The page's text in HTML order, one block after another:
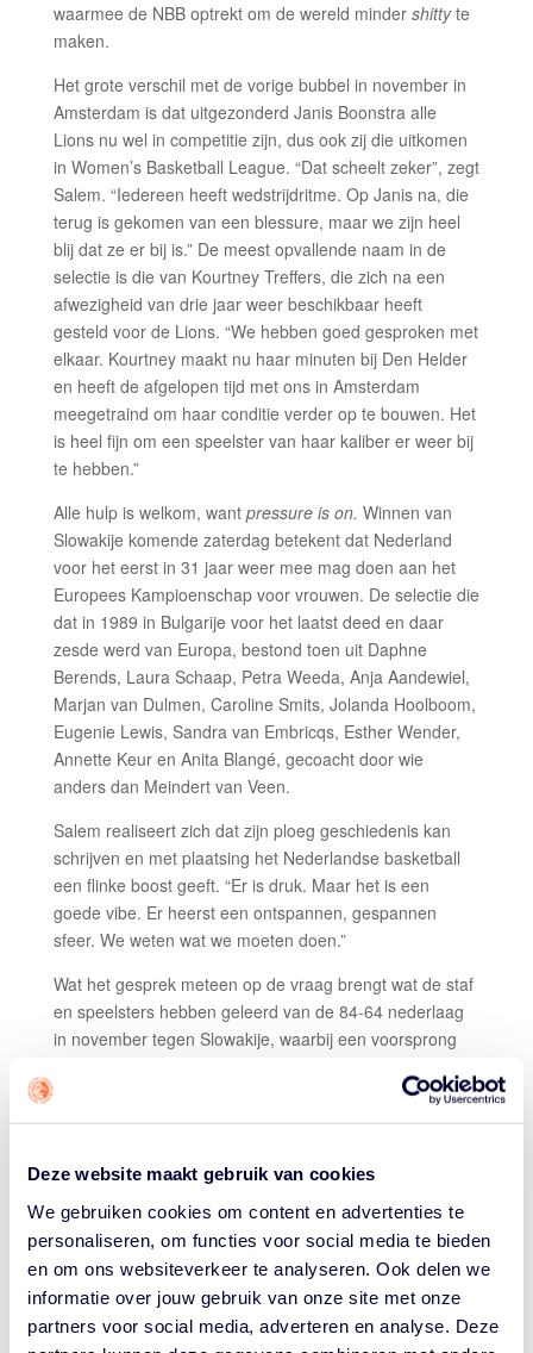
Deze website maakt gebruik van cookies
We gebruiken cookies om content en advertenties te
personaliseren, om functies voor social media te bieden
en om ons websiteverkeer te analyseren. Ook delen we
informatie over jouw gebruik van onze site met onze
partners voor social media, adverteren en analyse. Deze
waarmee de NBB optrekt om de wereld minder shittyte
maken.
Het grote verschil met de vorige bubbel in november in
Amsterdam is dat uitgezonderd Janis Boonstra alle
Lions nu wel in competitie zijn, dus ook zij die uitkomen
in Women’s Basketball League. “Dat scheelt zeker”, zegt
Salem. “Iedereen heeft wedstrijdritme. Op Janis na, die
terug is gekomen van een blessure, maar we zijn heel
blij dat ze er bij is.” De meest opvallende naam in de
selectie is die van Kourtney Treffers, die zich na een
afwezigheid van drie jaar weer beschikbaar heeft
gesteld voor de Lions. “We hebben goed gesproken met
elkaar. Kourtney maakt nu haar minuten bij Den Helder
en heeft de afgelopen tijd met ons in Amsterdam
meegetraind om haar conditie verder op te bouwen. Het
is heel fijn om een speelster van haar kaliber er weer bij
te hebben.”
Alle hulp is welkom, want pressure is on. Winnen van
Slowakije komende zaterdag betekent dat Nederland
voor het eerst in 31 jaar weer mee mag doen aan het
Europees Kampioenschap voor vrouwen. De selectie die
dat in 1989 in Bulgarije voor het laatst deed en daar
zesde werd van Europa, bestond toen uit Daphne
Berends, Laura Schaap, Petra Weeda, Anja Aandewiel,
Marjan van Dulmen, Caroline Smits, Jolanda Hoolboom,
Eugenie Lewis, Sandra van Embricqs, Esther Wender,
Annette Keur en Anita Blangé, gecoacht door wie
anders dan Meindert van Veen.
Salem realiseert zich dat zijn ploeg geschiedenis kan
schrijven en met plaatsing het Nederlandse basketball
een flinke boost geeft. “Er is druk. Maar het is een
goede vibe. Er heerst een ontspannen, gespannen
sfeer. We weten wat we moeten doen.”
Wat het gesprek meteen op de vraag brengt wat de staf
en speelsters hebben geleerd van de 84-64 nederlaag
in november tegen Slowakije, waarbij een voorsprong
beelden van die wedstrijd inmiddels zo vaak gezien, dat
ik je minuut voor minuut kan vertellen wat er gebeurde.
we hebben afgesproken, ook als het even niet loopt. En
dat deden we in de tweede helft tegen Slowakije niet
meer, met name de communicatie in de verdediging. Er
werd niet meer geswitcht, basisafspraken niet
nageleefd.”
“Als wij niet nakomen wat we hebben afgesproken, als